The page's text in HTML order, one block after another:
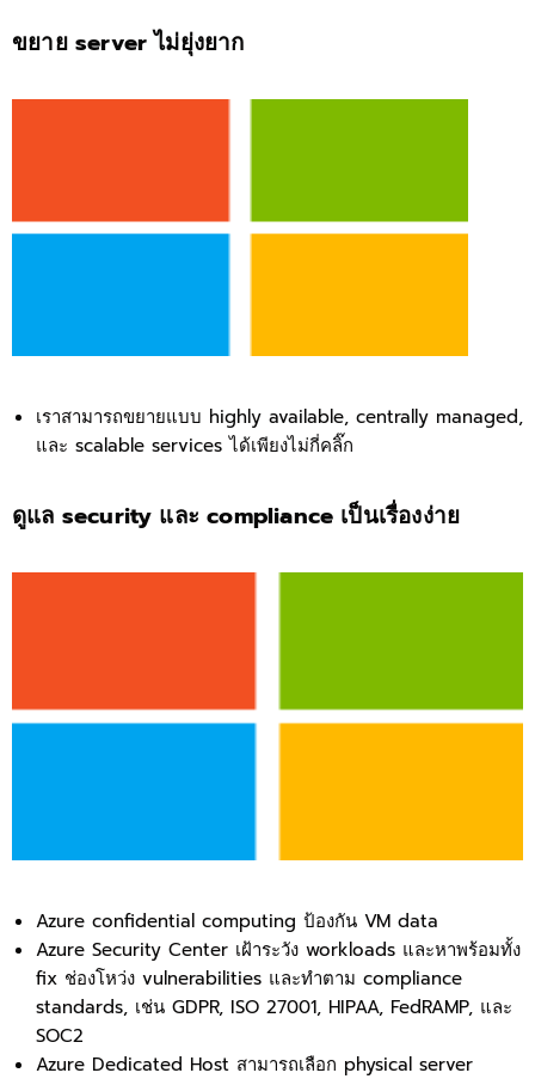
ขยาย server ไม่ยุ่งยาก
เราสามารถขยายแบบ highly available, centrally managed,
และ scalable services ได้เพียงไม่กี่คลิ๊ก
ดูแล security และ compliance เป็นเรื่องง่าย
Azure confidential computing ป้องกัน VM data
Azure Security Center เฝ้าระวัง workloads และหาพร้อมทั้ง
fix ช่องโหว่ง vulnerabilities และทำตาม compliance
standards, เช่น GDPR, ISO 27001, HIPAA, FedRAMP, และ
SOC2
Azure Dedicated Host สามารถเลือก physical server